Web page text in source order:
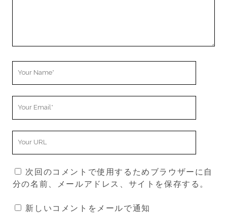
次回のコメントで使用するためブラウザーに自
分の名前、メールアドレス、サイトを保存する。
新しいコメントをメールで通知